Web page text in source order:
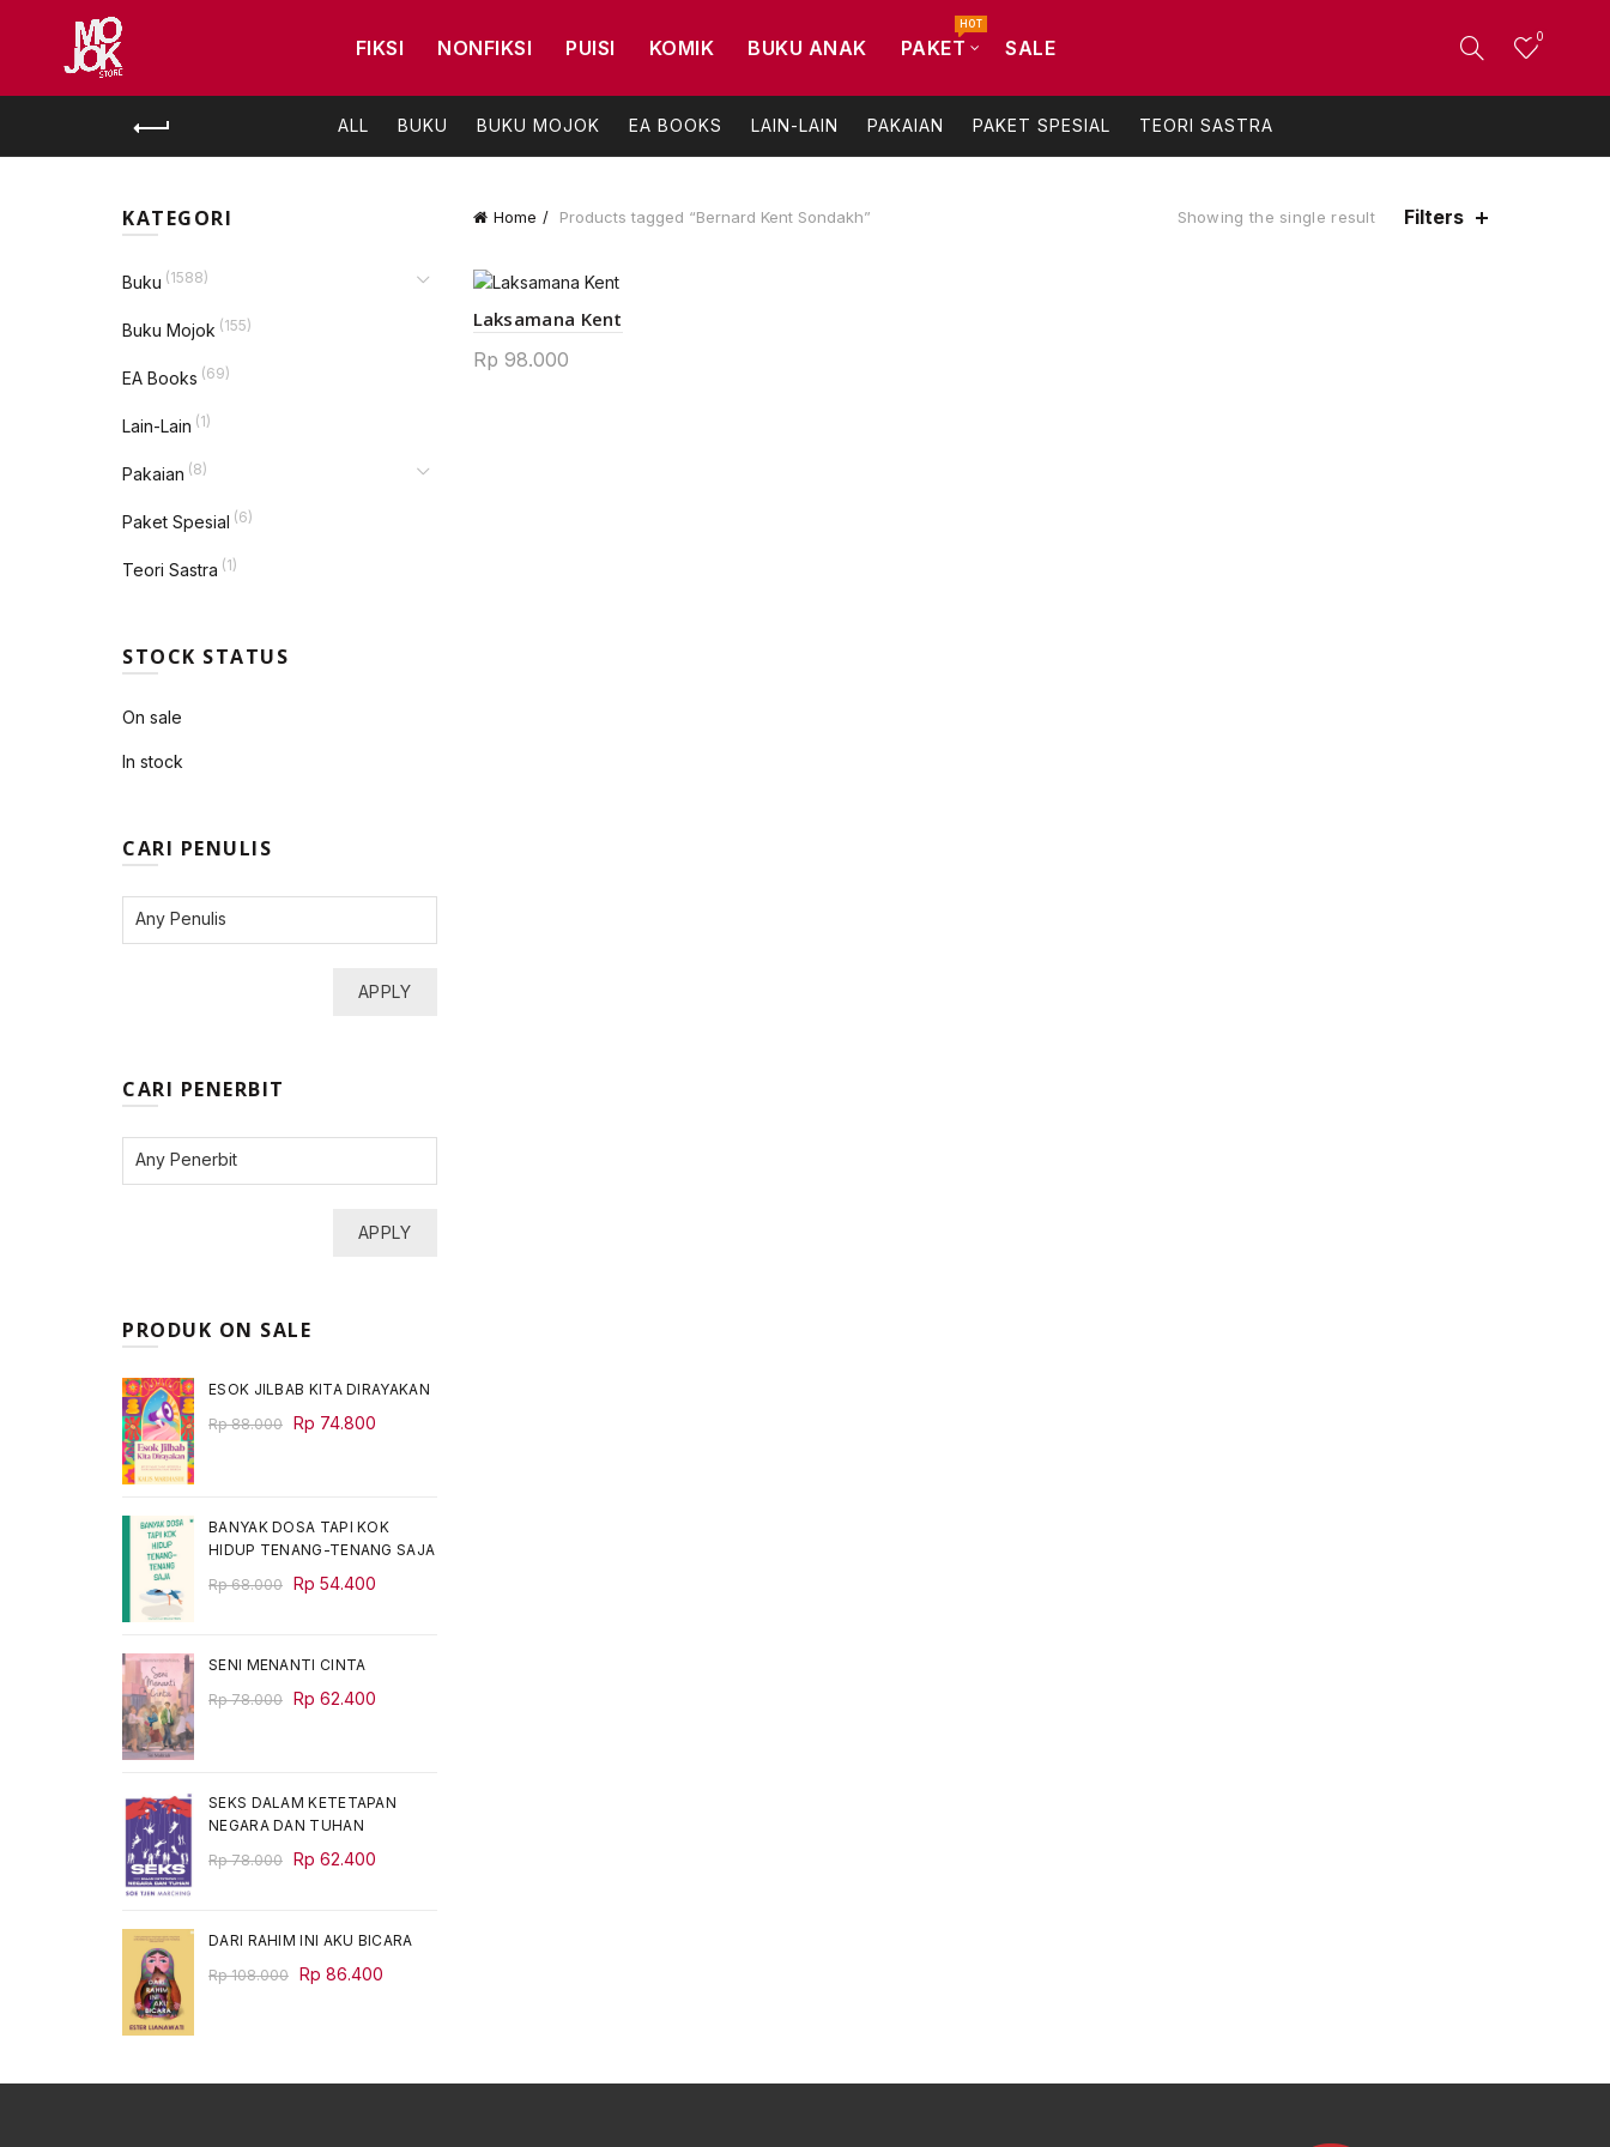
FIKSI NONFIKSI PUISI KOMIK BUKU ANAK PAKET
HOT
SALE 0
ALL BUKU BUKU MOJOK EA BOOKS LAIN-LAIN PAKAIAN PAKET SPESIAL TEORI SASTRA
Home Products tagged “Bernard Kent Sondakh” Showing the single result Filters
Laksamana Kent
Rp 98.000
KATEGORI
Buku (1588)
Buku Mojok (155)
EA Books (69)
Lain-Lain (1)
Pakaian (8)
Paket Spesial (6)
Teori Sastra (1)
STOCK STATUS
On sale
In stock
CARI PENULIS
APPLY
CARI PENERBIT
APPLY
PRODUK ON SALE
ESOK JILBAB KITA DIRAYAKAN
Rp88.000 Original
Rp 74.800
BANYAK DOSA TAPI KOK
HIDUP TENANG-TENANG SAJA
Rp68.000 Original
Rp 68.000.
Rp 54.400
SENI MENANTI CINTA
Rp78.000 Original
Rp 62.400
SEKS DALAM KETETAPAN
NEGARA DAN TUHAN
Rp78.000 Original
Rp 78.000.
Rp 62.400
Rp 62.400.
DARI RAHIM INI AKU BICARA
Rp108.000 Original
Rp 86.400